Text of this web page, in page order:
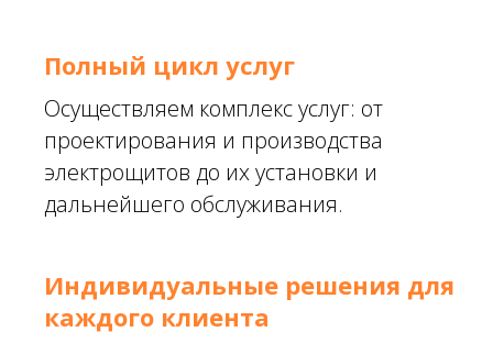
Полный цикл услуг
Осуществляем комплекс услуг: от
проектирования и производства
электрощитов до их установки и
дальнейшего обслуживания.
Индивидуальные решения для
каждого клиента